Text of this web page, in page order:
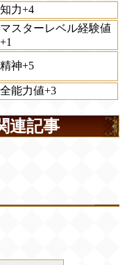
知力+4
マスターレベル経験値
+1
精神+5
全能力値+3
連記事